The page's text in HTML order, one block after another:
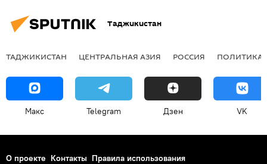
Таджикистан
ТАДЖИКИСТАН ЦЕНТРАЛЬНАЯ АЗИЯ РОССИЯ ПОЛИТИКА
Макс Telegram Дзен VK
О проекте Контакты Правила использования